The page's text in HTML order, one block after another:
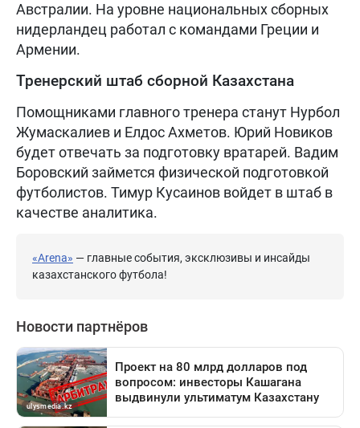
Австралии. На уровне национальных сборных
нидерландец работал с командами Греции и
Армении.
Тренерский штаб сборной Казахстана
Помощниками главного тренера станут Нурбол
Жумаскалиев и Елдос Ахметов. Юрий Новиков
будет отвечать за подготовку вратарей. Вадим
Боровский займется физической подготовкой
футболистов. Тимур Кусаинов войдет в штаб в
качестве аналитика.
«Arena» — главные события, эксклюзивы и инсайды
казахстанского футбола!